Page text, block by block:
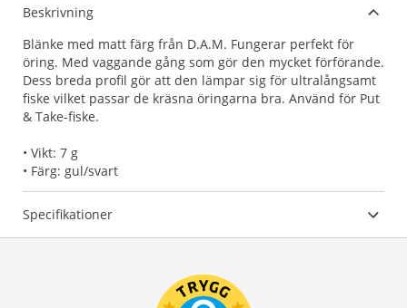
Beskrivning
Blänke med matt färg från D.A.M. Fungerar perfekt för
öring. Med vaggande gång som gör den mycket förförande.
Dess breda profil gör att den lämpar sig för ultralångsamt
fiske vilket passar de kräsna öringarna bra. Använd för Put
& Take-fiske.
• Vikt: 7 g
• Färg: gul/svart
Specifikationer